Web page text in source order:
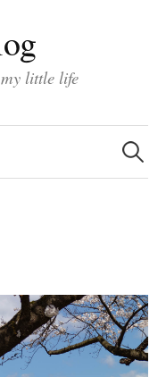
little life
検
索: